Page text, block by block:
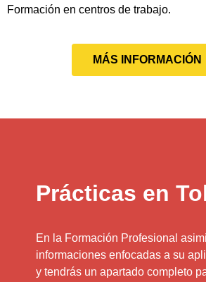
Formación en centros de trabajo.
MÁS INFORMACIÓN
Prácticas en
En la Formación Profesional
informaciones enfocadas a su
y tendrás un apartado completo